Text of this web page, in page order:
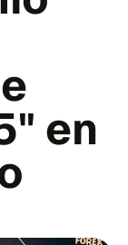
en